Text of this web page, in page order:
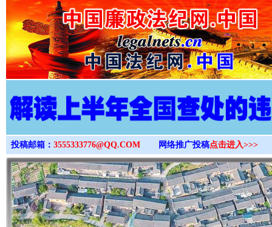
>
投稿邮箱： 3555333776@QQ.COM 网络推广投稿点击进入>>>